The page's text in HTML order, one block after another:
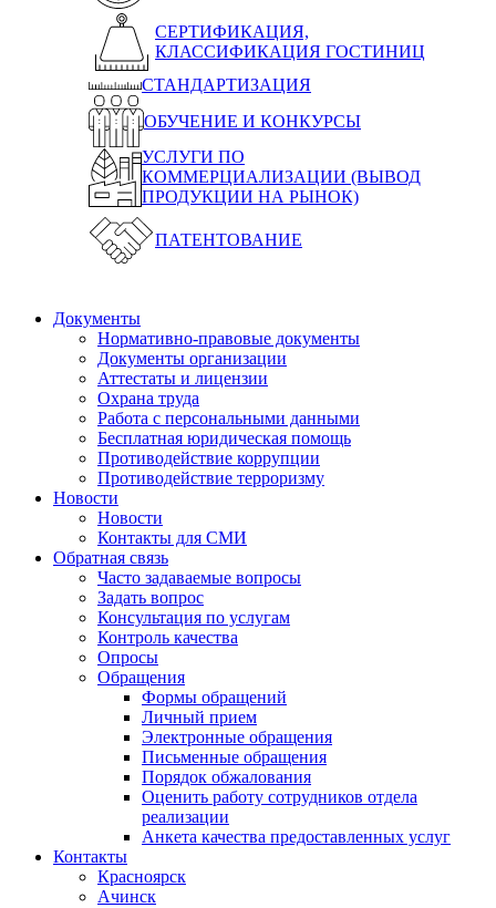
СЕРТИФИКАЦИЯ,
КЛАССИФИКАЦИЯ ГОСТИНИЦ
СТАНДАРТИЗАЦИЯ
ОБУЧЕНИЕ И КОНКУРСЫ
УСЛУГИ ПО
КОММЕРЦИАЛИЗАЦИИ (ВЫВОД
ПРОДУКЦИИ НА РЫНОК)
ПАТЕНТОВАНИЕ
Документы
Нормативно-правовые документы
Документы организации
Аттестаты и лицензии
Охрана труда
Работа с персональными данными
Бесплатная юридическая помощь
Противодействие коррупции
Противодействие терроризму
Новости
Новости
Контакты для СМИ
Обратная связь
Часто задаваемые вопросы
Задать вопрос
Консультация по услугам
Контроль качества
Опросы
Обращения
Формы обращений
Личный прием
Электронные обращения
Письменные обращения
Порядок обжалования
Оценить работу сотрудников отдела
реализации
Анкета качества предоставленных услуг
Контакты
Красноярск
Ачинск